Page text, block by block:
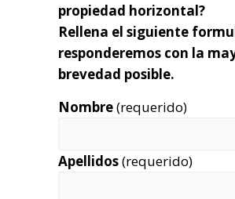
propiedad horizontal?
Rellena el siguiente
responderemos con la
brevedad posible.
Nombre(requerido)
Apellidos(requerido)